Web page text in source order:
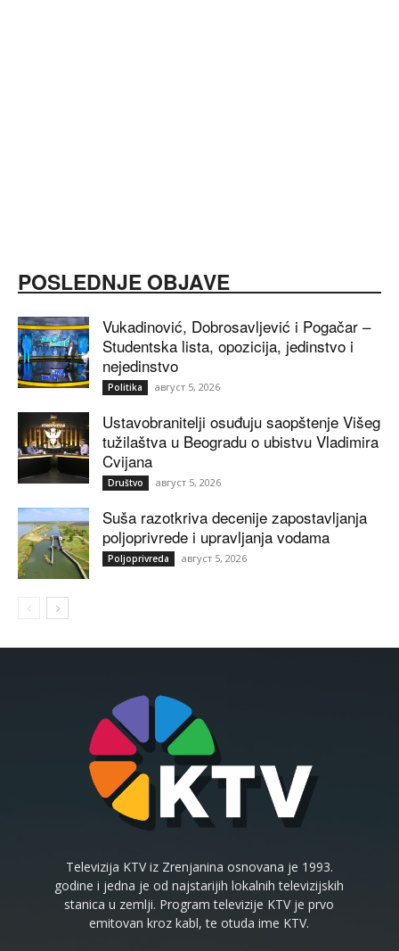
POSLEDNJE OBJAVE
Vukadinović, Dobrosavljević i Pogačar –
Studentska lista, opozicija, jedinstvo i
nejedinstvo
Politika август 5, 2026
Ustavobranitelji osuđuju saopštenje Višeg
tužilaštva u Beogradu o ubistvu Vladimira
Cvijana
Društvo август 5, 2026
Suša razotkriva decenije zapostavljanja
poljoprivrede i upravljanja vodama
Poljoprivreda август 5, 2026
Televizija KTV iz Zrenjanina osnovana je 1993.
godine i jedna je od najstarijih lokalnih televizijskih
stanica u zemlji. Program televizije KTV je prvo
emitovan kroz kabl, te otuda ime KTV.